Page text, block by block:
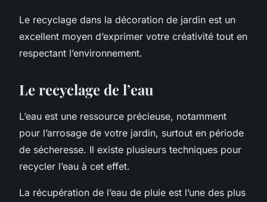
Le recyclage dans la décoration de jardin est un
excellent moyen d’exprimer votre créativité tout en
respectant l’environnement.
Le recyclage de l’eau
L’eau est une ressource précieuse, notamment
pour l’arrosage de votre jardin, surtout en période
de sécheresse. Il existe plusieurs techniques pour
recycler l’eau à cet effet.
La récupération de l’eau de pluie est l’une des plus